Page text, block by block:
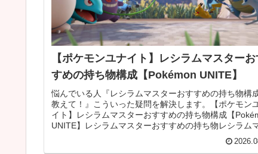
【ポケモンユナイト】レシラムマスターお
すめの持ち物構成【Pokémon UNITE】
悩んでいる人『レシラムマスターおすすめの持ち物構
教えて！』こういった疑問を解決します。【ポケモン
イト】レシラムマスターおすすめの持ち物構成【
UNITE】レシラムマスターおすすめの持ち物レシラムマ